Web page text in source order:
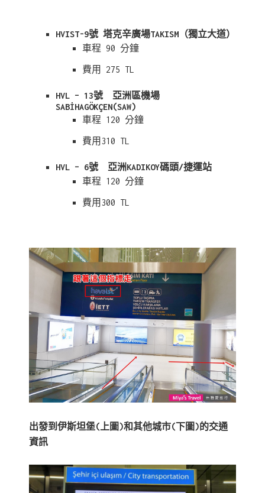
HVIST-9號 塔克辛廣場TAKISM（獨立大道）
車程 90 分鐘
費用 275 TL
HVL – 13號 亞洲區機場
SABİHAGÖKÇEN(SAW)
車程 120 分鐘
費用310 TL
HVL – 6號 亞洲KADIKOY碼頭/捷運站
車程 120 分鐘
費用300 TL
出發到伊斯坦堡(上圖)和其他城市(下圖)的交通
資訊